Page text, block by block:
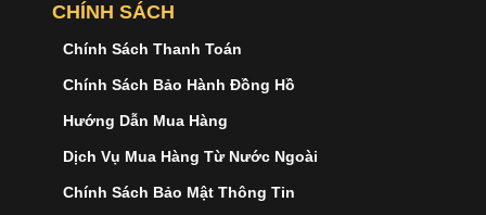
CHÍNH SÁCH
Chính Sách Thanh Toán
Chính Sách Bảo Hành Đồng Hồ
Hướng Dẫn Mua Hàng
Dịch Vụ Mua Hàng Từ Nước Ngoài
Chính Sách Bảo Mật Thông Tin